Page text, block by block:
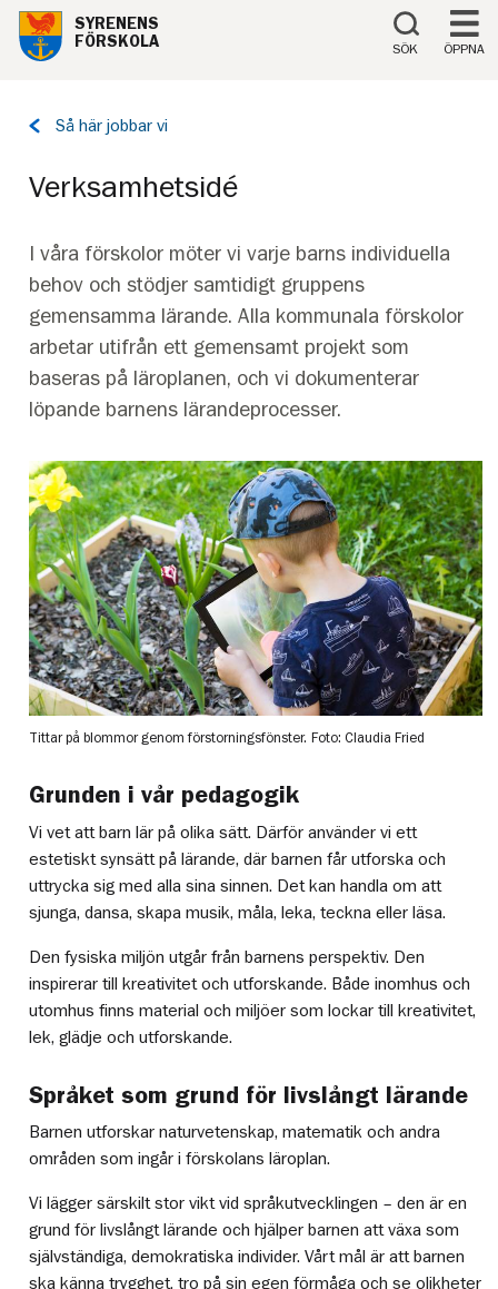
Till innehåll på sidan
SYRENENS
FÖRSKOLA
SÖK ÖPPNA
Tillbaka
Så här jobbar vi
Verksamhetsidé
I våra förskolor möter vi varje barns individuella
behov och stödjer samtidigt gruppens
gemensamma lärande. Alla kommunala förskolor
arbetar utifrån ett gemensamt projekt som
baseras på läroplanen, och vi dokumenterar
löpande barnens lärandeprocesser.
Tittar på blommor genom förstorningsfönster. Foto: Claudia Fried
Grunden i vår pedagogik
Vi vet att barn lär på olika sätt. Därför använder vi ett
estetiskt synsätt på lärande, där barnen får utforska och
uttrycka sig med alla sina sinnen. Det kan handla om att
sjunga, dansa, skapa musik, måla, leka, teckna eller läsa.
Den fysiska miljön utgår från barnens perspektiv. Den
inspirerar till kreativitet och utforskande. Både inomhus och
utomhus finns material och miljöer som lockar till kreativitet,
lek, glädje och utforskande.
Språket som grund för livslångt lärande
Barnen utforskar naturvetenskap, matematik och andra
områden som ingår i förskolans läroplan.
Vi lägger särskilt stor vikt vid språkutvecklingen – den är en
grund för livslångt lärande och hjälper barnen att växa som
självständiga, demokratiska individer. Vårt mål är att barnen
ska känna trygghet, tro på sin egen förmåga och se olikheter